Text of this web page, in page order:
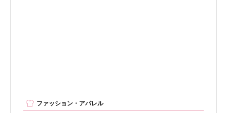
ファッション・アパレル